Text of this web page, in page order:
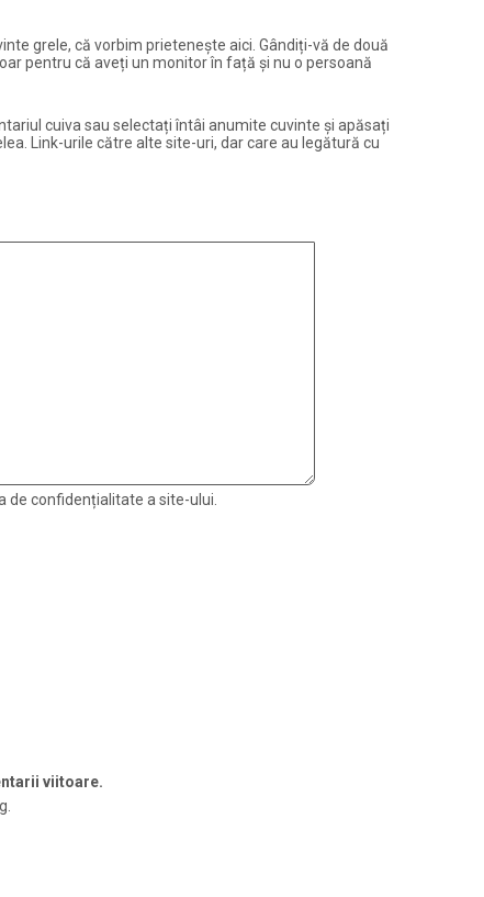
grele, că vorbim prietenește aici. Gândiți-vă de două
pentru că aveți un monitor în față și nu o persoană
cuiva sau selectați întâi anumite cuvinte și apăsați
Link-urile către alte site-uri, dar care au legătură cu
confidențialitate a site-ului.
viitoare.